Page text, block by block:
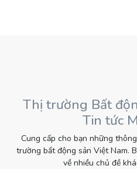
Thị trường Bất
Tin tức
Cung cấp cho bạn những
trường bất động sản Việt Nam.
về nhiều chủ đề